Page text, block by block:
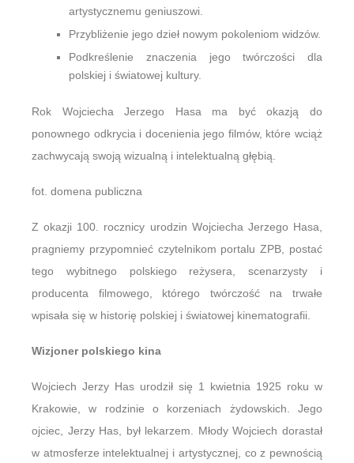
artystycznemu geniuszowi.
Przybliżenie jego dzieł nowym pokoleniom widzów.
Podkreślenie znaczenia jego twórczości dla
polskiej i światowej kultury.
Rok Wojciecha Jerzego Hasa ma być okazją do
ponownego odkrycia i docenienia jego filmów, które wciąż
zachwycają swoją wizualną i intelektualną głębią.
fot. domena publiczna
Z okazji 100. rocznicy urodzin Wojciecha Jerzego Hasa,
pragniemy przypomnieć czytelnikom portalu ZPB, postać
tego wybitnego polskiego reżysera, scenarzysty i
producenta filmowego, którego twórczość na trwałe
wpisała się w historię polskiej i światowej kinematografii.
Wizjoner polskiego kina
Wojciech Jerzy Has urodził się 1 kwietnia 1925 roku w
Krakowie, w rodzinie o korzeniach żydowskich. Jego
ojciec, Jerzy Has, był lekarzem. Młody Wojciech dorastał
w atmosferze intelektualnej i artystycznej, co z pewnością